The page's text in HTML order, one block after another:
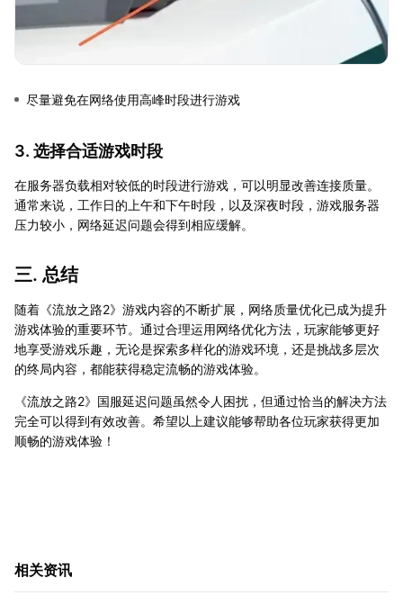
尽量避免在网络使用高峰时段进行游戏
3. 选择合适游戏时段
在服务器负载相对较低的时段进行游戏，可以明显改善连接质量。
通常来说，工作日的上午和下午时段，以及深夜时段，游戏服务器
压力较小，网络延迟问题会得到相应缓解。
三. 总结
随着《流放之路2》游戏内容的不断扩展，网络质量优化已成为提升
游戏体验的重要环节。通过合理运用网络优化方法，玩家能够更好
地享受游戏乐趣，无论是探索多样化的游戏环境，还是挑战多层次
的终局内容，都能获得稳定流畅的游戏体验。
《流放之路2》国服延迟问题虽然令人困扰，但通过恰当的解决方法
完全可以得到有效改善。希望以上建议能够帮助各位玩家获得更加
顺畅的游戏体验！
相关资讯